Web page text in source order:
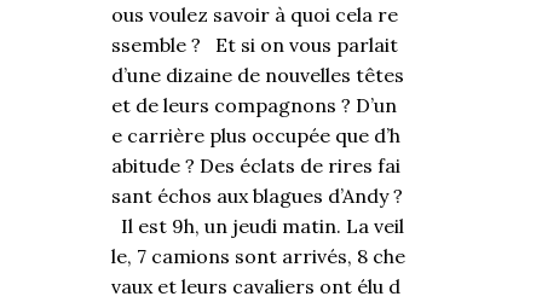
ous voulez savoir à quoi cela re
ssemble ? Et si on vous parlait
d’une dizaine de nouvelles têtes
et de leurs compagnons ? D’un
e carrière plus occupée que d’h
abitude ? Des éclats de rires fai
sant échos aux blagues d’Andy ?
Il est 9h, un jeudi matin. La veil
le, 7 camions sont arrivés, 8 che
vaux et leurs cavaliers ont élu d